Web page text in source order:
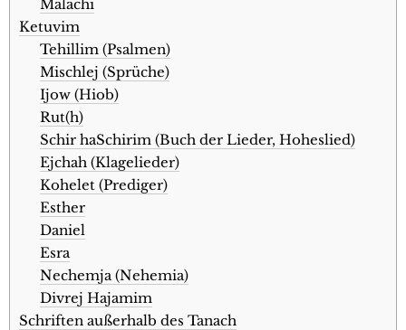
Malachi
Ketuvim
Tehillim (Psalmen)
Mischlej (Sprüche)
Ijow (Hiob)
Rut(h)
Schir haSchirim (Buch der Lieder, Hoheslied)
Ejchah (Klagelieder)
Kohelet (Prediger)
Esther
Daniel
Esra
Nechemja (Nehemia)
Divrej Hajamim
Schriften außerhalb des Tanach